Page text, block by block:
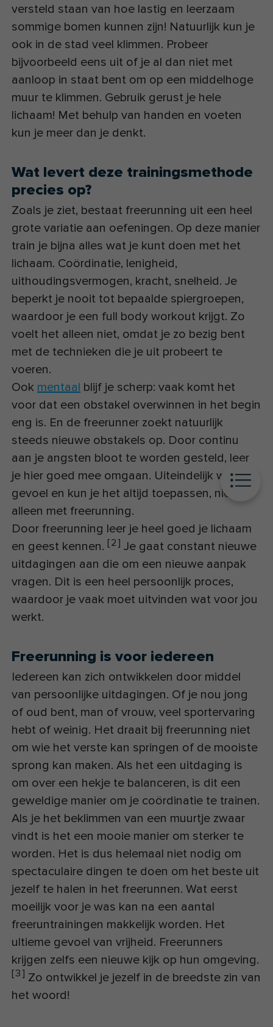
versteld staan van hoe lastig en leerzaam
sommige bomen kunnen zijn! Natuurlijk kun je
ook in de stad veel klimmen. Probeer
bijvoorbeeld eens uit of je al dan niet met
aanloop in staat bent om op een middelhoge
muur te klimmen. Gebruik gerust je hele
lichaam! Met behulp van handen en voeten
kun je meer dan je denkt.
Wat levert deze trainingsmethode
precies op?
Zoals je ziet, bestaat freerunning uit een heel
grote variatie aan oefeningen. Op deze manier
train je bijna alles wat je kunt doen met het
lichaam. Coördinatie, lenigheid,
uithoudingsvermogen, kracht, snelheid. Je
beperkt je nooit tot bepaalde spiergroepen,
waardoor je een full body workout krijgt. Zo
voelt het alleen niet, omdat je zo bezig bent
met de technieken die je uit probeert te
voeren.
Ook mentaal blijf je scherp: vaak komt het
voor dat een obstakel overwinnen in het begin
eng is. En de freerunner zoekt natuurlijk
steeds nieuwe obstakels op. Door continu
aan je angsten bloot te worden gesteld, leer
je hier goed mee omgaan. Uiteindelijk went dit
gevoel en kun je het altijd toepassen, niet
alleen met freerunning.
Door freerunning leer je heel goed je lichaam
en geest kennen. [2] Je gaat constant nieuwe
uitdagingen aan die om een nieuwe aanpak
vragen. Dit is een heel persoonlijk proces,
waardoor je vaak moet uitvinden wat voor jou
werkt.
Freerunning is voor iedereen
Iedereen kan zich ontwikkelen door middel
van persoonlijke uitdagingen. Of je nou jong
of oud bent, man of vrouw, veel sportervaring
hebt of weinig. Het draait bij freerunning niet
om wie het verste kan springen of de mooiste
sprong kan maken. Als het een uitdaging is
om over een hekje te balanceren, is dit een
geweldige manier om je coördinatie te trainen.
Als je het beklimmen van een muurtje zwaar
vindt is het een mooie manier om sterker te
worden. Het is dus helemaal niet nodig om
spectaculaire dingen te doen om het beste uit
jezelf te halen in het freerunnen. Wat eerst
moeilijk voor je was kan na een aantal
freeruntrainingen makkelijk worden. Het
ultieme gevoel van vrijheid. Freerunners
krijgen zelfs een nieuwe kijk op hun omgeving.
[3] Zo ontwikkel je jezelf in de breedste zin van
het woord!